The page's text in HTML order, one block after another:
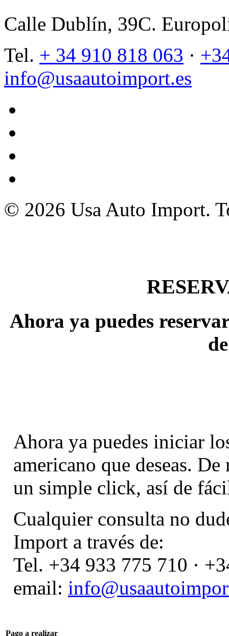
Calle Dublín, 39C.
Tel. + 34 910 818 063 ·
info@usaautoimport.es
© 2026 Usa Auto Import.
Ahora ya puedes
Ahora ya puedes iniciar
americano que deseas.
un simple click, así de
Cualquier consulta no
Import a través de:
Tel. +34 933 775 710 ·
email:
Pago a realizar